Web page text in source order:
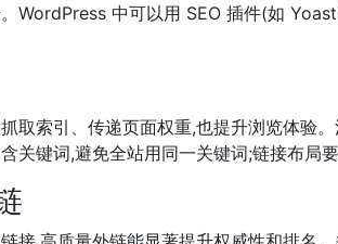
WordPress 中可以用 SEO 插件(如
取索引、传递页面权重,也提升浏览体验
关键词,避免全站用同一关键词;链接布局